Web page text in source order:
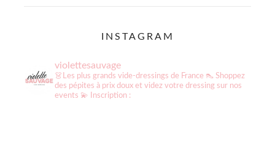
INSTAGRAM
violettesauvage
👗Les plus grands vide-dressings de France 👠 Shoppez
des pépites à prix doux et videz votre dressing sur nos
events 💫 Inscription :